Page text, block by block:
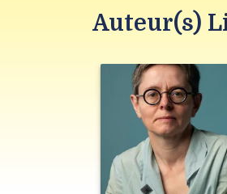
Auteur(s)